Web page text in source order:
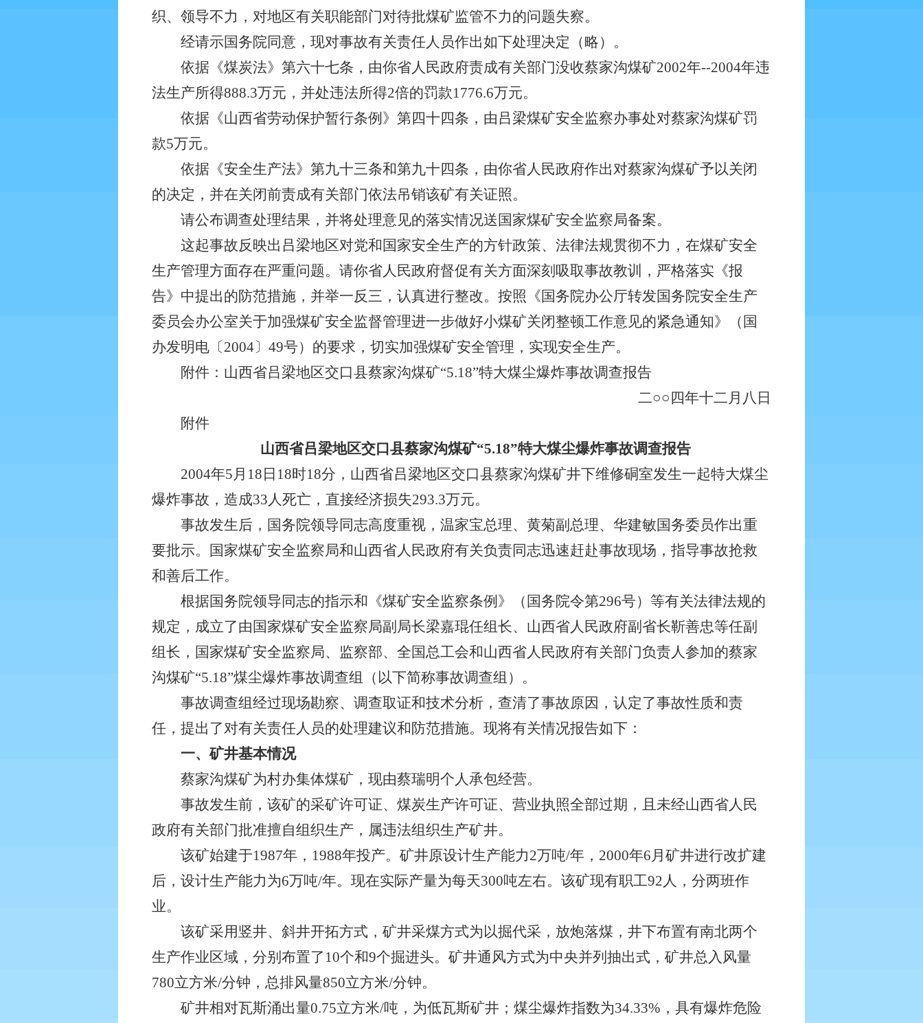
织、领导不力，对地区有关职能部门对待批煤矿监管不力的问题失察。
经请示国务院同意，现对事故有关责任人员作出如下处理决定（略）。
依据《煤炭法》第六十七条，由你省人民政府责成有关部门没收蔡家沟煤矿2002年--2004年违
法生产所得888.3万元，并处违法所得2倍的罚款1776.6万元。
依据《山西省劳动保护暂行条例》第四十四条，由吕梁煤矿安全监察办事处对蔡家沟煤矿罚
款5万元。
依据《安全生产法》第九十三条和第九十四条，由你省人民政府作出对蔡家沟煤矿予以关闭
的决定，并在关闭前责成有关部门依法吊销该矿有关证照。
请公布调查处理结果，并将处理意见的落实情况送国家煤矿安全监察局备案。
这起事故反映出吕梁地区对党和国家安全生产的方针政策、法律法规贯彻不力，在煤矿安全
生产管理方面存在严重问题。请你省人民政府督促有关方面深刻吸取事故教训，严格落实《报
告》中提出的防范措施，并举一反三，认真进行整改。按照《国务院办公厅转发国务院安全生产
委员会办公室关于加强煤矿安全监督管理进一步做好小煤矿关闭整顿工作意见的紧急通知》（国
办发明电〔2004〕49号）的要求，切实加强煤矿安全管理，实现安全生产。
附件：山西省吕梁地区交口县蔡家沟煤矿“5.18”特大煤尘爆炸事故调查报告
二○○四年十二月八日
附件
山西省吕梁地区交口县蔡家沟煤矿“5.18”特大煤尘爆炸事故调查报告
2004年5月18日18时18分，山西省吕梁地区交口县蔡家沟煤矿井下维修硐室发生一起特大煤尘
爆炸事故，造成33人死亡，直接经济损失293.3万元。
事故发生后，国务院领导同志高度重视，温家宝总理、黄菊副总理、华建敏国务委员作出重
要批示。国家煤矿安全监察局和山西省人民政府有关负责同志迅速赶赴事故现场，指导事故抢救
和善后工作。
根据国务院领导同志的指示和《煤矿安全监察条例》（国务院令第296号）等有关法律法规的
规定，成立了由国家煤矿安全监察局副局长梁嘉琨任组长、山西省人民政府副省长靳善忠等任副
组长，国家煤矿安全监察局、监察部、全国总工会和山西省人民政府有关部门负责人参加的蔡家
沟煤矿“5.18”煤尘爆炸事故调查组（以下简称事故调查组）。
事故调查组经过现场勘察、调查取证和技术分析，查清了事故原因，认定了事故性质和责
任，提出了对有关责任人员的处理建议和防范措施。现将有关情况报告如下：
一、矿井基本情况
蔡家沟煤矿为村办集体煤矿，现由蔡瑞明个人承包经营。
事故发生前，该矿的采矿许可证、煤炭生产许可证、营业执照全部过期，且未经山西省人民
政府有关部门批准擅自组织生产，属违法组织生产矿井。
该矿始建于1987年，1988年投产。矿井原设计生产能力2万吨/年，2000年6月矿井进行改扩建
后，设计生产能力为6万吨/年。现在实际产量为每天300吨左右。该矿现有职工92人，分两班作
业。
该矿采用竖井、斜井开拓方式，矿井采煤方式为以掘代采，放炮落煤，井下布置有南北两个
生产作业区域，分别布置了10个和9个掘进头。矿井通风方式为中央并列抽出式，矿井总入风量
780立方米/分钟，总排风量850立方米/分钟。
矿井相对瓦斯涌出量0.75立方米/吨，为低瓦斯矿井；煤尘爆炸指数为34.33%，具有爆炸危险